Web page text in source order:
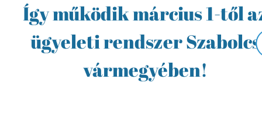
Így működik március 1-től
ügyeleti rendszer Szabolcs
vármegyében!